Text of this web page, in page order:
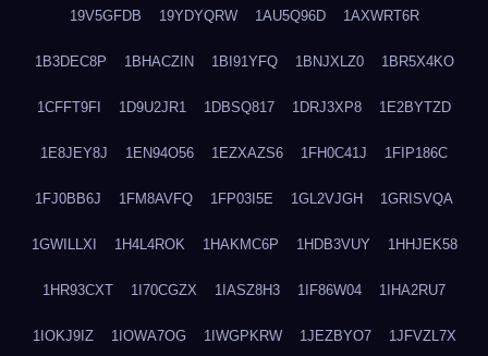
19V5GFDB 19YDYQRW 1AU5Q96D 1AXWRT6R
1B3DEC8P 1BHACZIN 1BI91YFQ 1BNJXLZ0 1BR5X4KO
1CFFT9FI 1D9U2JR1 1DBSQ817 1DRJ3XP8 1E2BYTZD
1E8JEY8J 1EN94O56 1EZXAZS6 1FH0C41J 1FIP186C
1FJ0BB6J 1FM8AVFQ 1FP03I5E 1GL2VJGH 1GRISVQA
1GWILLXI 1H4L4ROK 1HAKMC6P 1HDB3VUY 1HHJEK58
1HR93CXT 1I70CGZX 1IASZ8H3 1IF86W04 1IHA2RU7
1IOKJ9IZ 1IOWA7OG 1IWGPKRW 1JEZBYO7 1JFVZL7X